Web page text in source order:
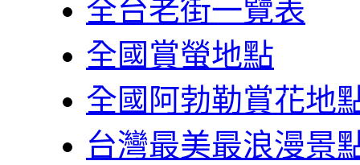
全台老街一覽表
全國賞螢地點
全國阿勃勒賞花地
台灣最美最浪漫景